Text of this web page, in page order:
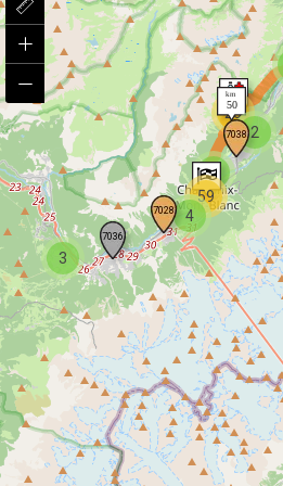
4
2
3
25
59
4